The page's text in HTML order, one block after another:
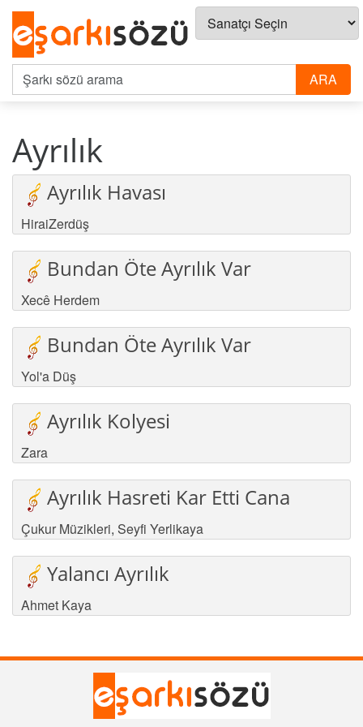
Ayrılık
Ayrılık Havası
HiraiZerdüş
Bundan Öte Ayrılık Var
Xecê Herdem
Bundan Öte Ayrılık Var
Yol'a Düş
Ayrılık Kolyesi
Zara
Ayrılık Hasreti Kar Etti Cana
Çukur Müzikleri, Seyfi Yerlikaya
Yalancı Ayrılık
Ahmet Kaya